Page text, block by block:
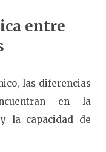
entre
las diferencias
en la
la capacidad de